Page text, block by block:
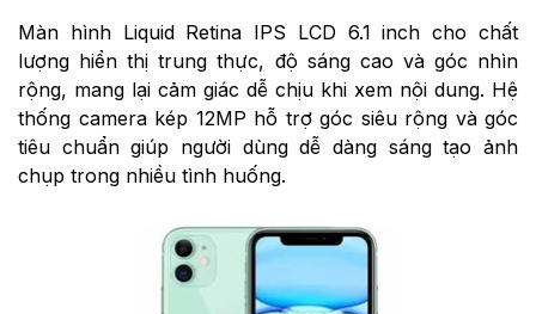
Màn hình Liquid Retina IPS LCD 6.1 inch cho chất
lượng hiển thị trung thực, độ sáng cao và góc nhìn
rộng, mang lại cảm giác dễ chịu khi xem nội dung. Hệ
thống camera kép 12MP hỗ trợ góc siêu rộng và góc
tiêu chuẩn giúp người dùng dễ dàng sáng tạo ảnh
chụp trong nhiều tình huống.